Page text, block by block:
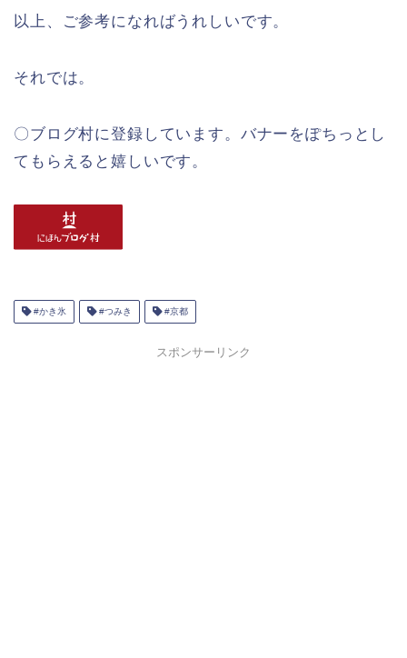
以上、ご参考になればうれしいです。
それでは。
〇ブログ村に登録しています。バナーをぽちっとし
てもらえると嬉しいです。
#かき氷 #つみき #京都
スポンサーリンク